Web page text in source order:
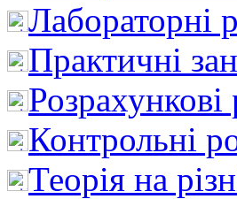
Лабораторні
Практичні
Розрахункові
Контрольні
Теорія на